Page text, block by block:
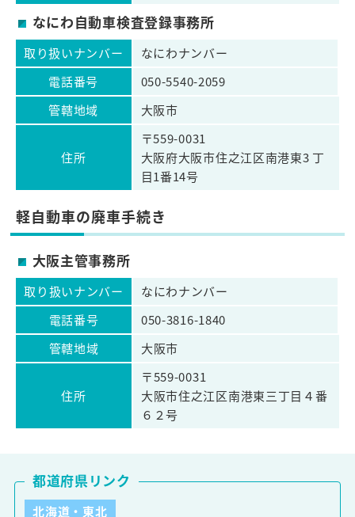
なにわ自動車検査登録事務所
取り扱いナンバー
なにわナンバー
電話番号
050-5540-2059
管轄地域
大阪市
住所
〒559-0031
大阪府大阪市住之江区南港東3 丁
目1番14号
軽自動車の廃車手続き
大阪主管事務所
取り扱いナンバー
なにわナンバー
電話番号
050-3816-1840
管轄地域
大阪市
住所
〒559-0031
大阪市住之江区南港東三丁目４番
６２号
北海道・東北
都道府県リンク